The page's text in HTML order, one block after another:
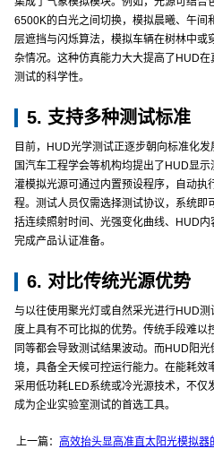
6500K的白光之间切换，模拟晨曦、午间
层遮挡与闪烁算法，模拟车辆在树林中或
杂情况。这种仿真能力大大提高了HUD
测试的科学性。
5. 支持多种测试标准
目前，HUD光学测试正逐步朝向标准化
国汽车工程学会等机构均提出了HUD显
灌模拟光源可通过内置预设程序，自动执
程。测试人员仅需选择测试协议，系统即
括连续照射时间、光强变化曲线、HUD
完成产品认证准备。
6. 对比传统光源优势
与以往使用聚光灯或自然采光进行HUD
度上具有不可比拟的优势。传统手段难以
同等都会导致测试结果波动。而HUD阳
境，具备全天候可控运行能力。在能耗效
采用低功耗LED系统或冷光源技术，不仅
成为企业实验室测试的首选工具。
上一篇： 高效抬头显高准直太阳光模拟器